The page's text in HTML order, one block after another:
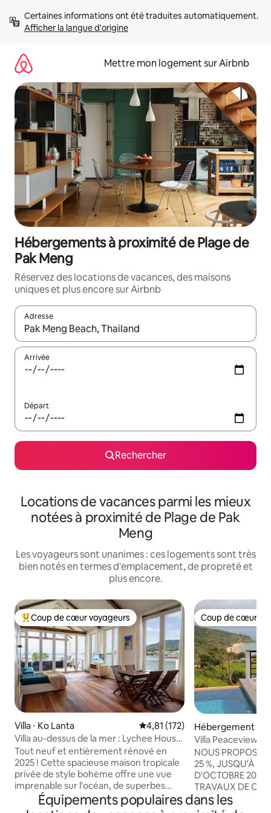
directement
Afficher la langue d'origine
Mettre mon logement sur Airbnb
Hébergements à proximité de Plage de
Pak Meng
Réservez des locations de vacances, des maisons
uniques et plus encore sur Airbnb
Adresse
Lorsque les résultats s'affichent, utilisez les flèches vers le
Arrivée
Départ
Rechercher
Locations de vacances parmi les mieux
notées à proximité de Plage de Pak
Meng
Les voyageurs sont unanimes : ces logements sont très
bien notés en termes d'emplacement, de propreté et
plus encore.
Coups de cœur voyageurs les plus appréciés
Coup de cœur voyageurs
Villa ⋅ Ko Lanta Évaluation moyenne sur la
4,81 (172)
Villa au-dessus de la mer : Lychee House
dans la vieille ville de Lanta
Tout neuf et entièrement rénové en
2025 ! Cette spacieuse maison tropicale
privée de style bohème offre une vue
imprenable sur l'océan, de superbes
parquets et un confort agréable dans
tout l'espace. Profitez d'une cuisine
Coup de cœur
Coup de cœur
Hébergement ⋅
Villa Peaceview
NOUS
25 %, JUSQU'À LA
D'OCTOBRE
TRAVAUX DE
À CÔTÉ DE LA
DE
Équipements populaires dans les